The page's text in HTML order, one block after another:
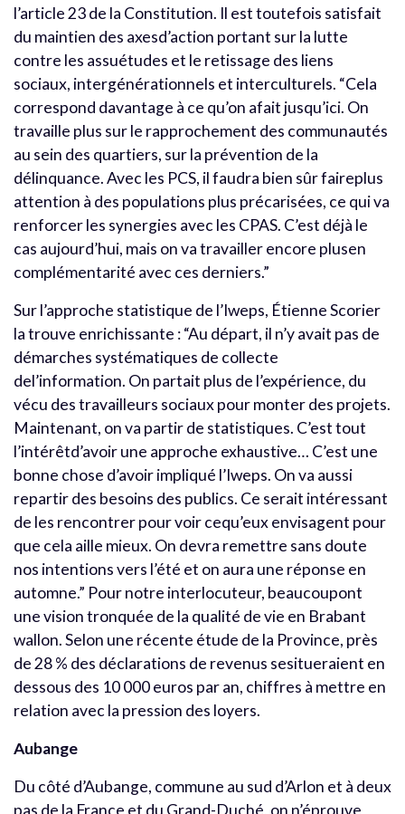
l’article 23 de la Constitution. Il est toutefois satisfait
du maintien des axesd’action portant sur la lutte
contre les assuétudes et le retissage des liens
sociaux, intergénérationnels et interculturels. “Cela
correspond davantage à ce qu’on afait jusqu’ici. On
travaille plus sur le rapprochement des communautés
au sein des quartiers, sur la prévention de la
délinquance. Avec les PCS, il faudra bien sûr faireplus
attention à des populations plus précarisées, ce qui va
renforcer les synergies avec les CPAS. C’est déjà le
cas aujourd’hui, mais on va travailler encore plusen
complémentarité avec ces derniers.”
Sur l’approche statistique de l’Iweps, Étienne Scorier
la trouve enrichissante : “Au départ, il n’y avait pas de
démarches systématiques de collecte
del’information. On partait plus de l’expérience, du
vécu des travailleurs sociaux pour monter des projets.
Maintenant, on va partir de statistiques. C’est tout
l’intérêtd’avoir une approche exhaustive… C’est une
bonne chose d’avoir impliqué l’Iweps. On va aussi
repartir des besoins des publics. Ce serait intéressant
de les rencontrer pour voir cequ’eux envisagent pour
que cela aille mieux. On devra remettre sans doute
nos intentions vers l’été et on aura une réponse en
automne.” Pour notre interlocuteur, beaucoupont
une vision tronquée de la qualité de vie en Brabant
wallon. Selon une récente étude de la Province, près
de 28 % des déclarations de revenus sesitueraient en
dessous des 10 000 euros par an, chiffres à mettre en
relation avec la pression des loyers.
Aubange
Du côté d’Aubange, commune au sud d’Arlon et à deux
pas de la France et du Grand-Duché, on n’éprouve